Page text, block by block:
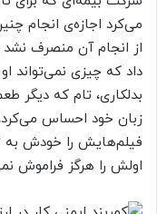
می‌کرد اجازه‌ی انجام
از انجام آن منصرف
داد که چیزی نمی‌تواند او
بدلکاری، تام که دیگر
زبان خود احساس
فیلم‌هایش را خودش به
اولش را هرگز فراموش